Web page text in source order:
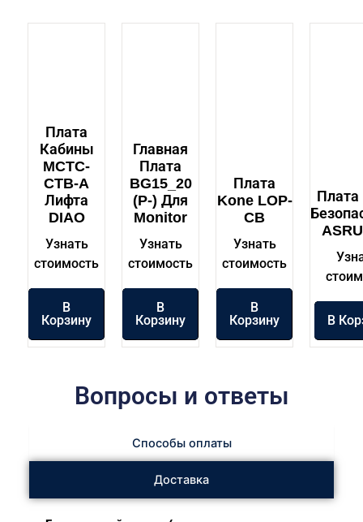
Плата
Кабины
MCTC-
CTB-A
Лифта
DIAO
Узнать
стоимость
В
Корзину
Главная
Плата
BG15_20
(P-) Для
Monitor
Узнать
стоимость
В
Корзину
Плата
Kone LOP-
CB
Узнать
стоимость
В
Корзину
В
Вопросы и ответы
Способы оплаты
Доставка